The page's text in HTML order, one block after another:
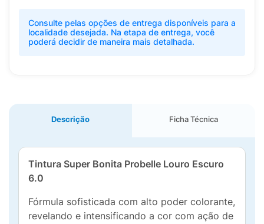
Consulte pelas opções de entrega disponíveis para a
localidade desejada. Na etapa de entrega, você
poderá decidir de maneira mais detalhada.
Descrição Ficha Técnica
Tintura Super Bonita Probelle Louro Escuro
6.0
Fórmula sofisticada com alto poder colorante,
revelando e intensificando a cor com ação de